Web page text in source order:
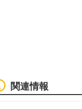
関連情報